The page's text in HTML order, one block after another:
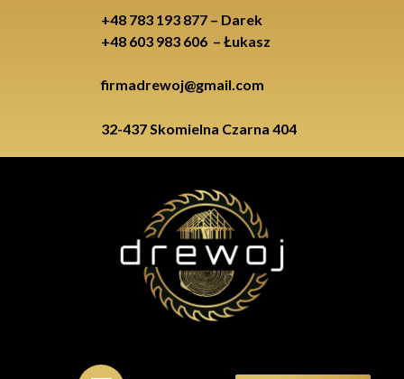
+48 783 193 877 – Darek
+48 603 983 606 – Łukasz
firmadrewoj@gmail.com
32-437 Skomielna Czarna 404